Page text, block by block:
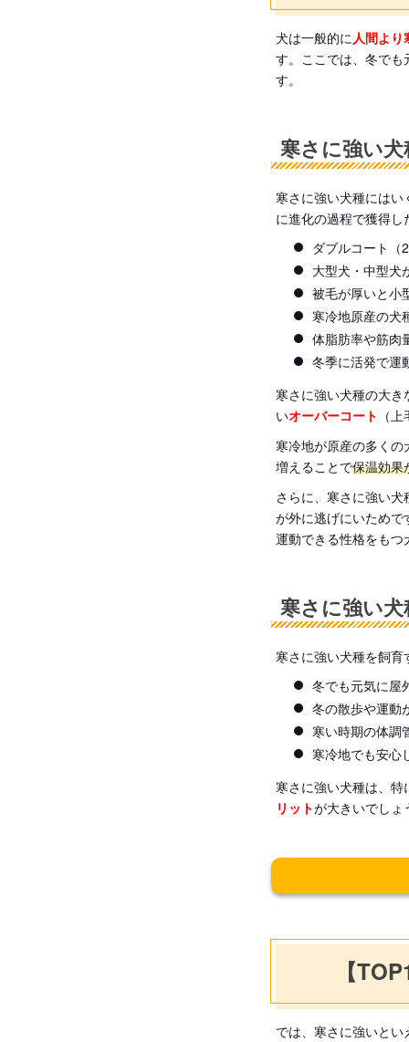
犬は一般的に人間より
す。ここでは、冬でも
す。
寒さに強い
寒さに強い犬種には
に進化の過程で獲得
ダブルコート（
大型犬・中型犬
被毛が厚いと小
寒冷地原産の犬
体脂肪率や筋肉
冬季に活発で運
寒さに強い犬種の大き
いオーバーコート （
寒冷地が原産の多く
増えることで保温効果
さらに、寒さに強い
が外に逃げにいためで
運動できる性格をも
寒さに強い
寒さに強い犬種を飼
冬でも元気に屋
冬の散歩や運動
寒い時期の体調
寒冷地でも安心
寒さに強い犬種は、特
リットが大きいでしょ
【
では、寒さに強いと